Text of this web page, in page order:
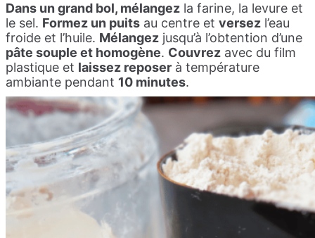
Dans un grand bol, mélangez la farine, la levure et
le sel. Formez un puits au centre et versez l’eau
froide et l’huile. Mélangez jusqu’à l’obtention d’une
pâte souple et homogène. Couvrez avec du film
plastique et laissez reposer à température
ambiante pendant 10 minutes.